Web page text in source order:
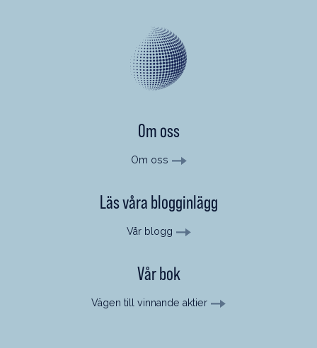
Om oss
Om oss
Läs våra blogginlägg
Vår blogg
Vår bok
Vägen till vinnande aktier